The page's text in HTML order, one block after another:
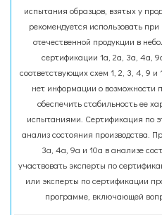
испытания образцов, взятых у
рекомендуется использовать
отечественной продукции в
сертификации 1а, 2а, 3а, 4а,
соответствующих схем 1, 2, 3, 4, 9
нет информации о возможности
обеспечить стабильность ее
испытаниями. Сертификация по
анализ состояния производства.
3а, 4а, 9а и 10а в анализе
участвовать эксперты по
или эксперты по сертификации
программе, включающей